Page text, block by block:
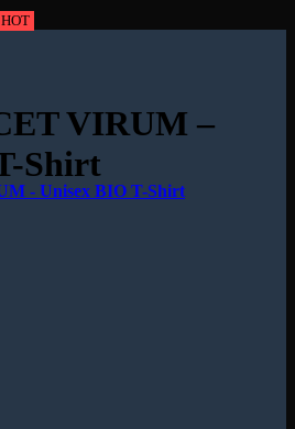
HOT
VIRUM –
Shirt